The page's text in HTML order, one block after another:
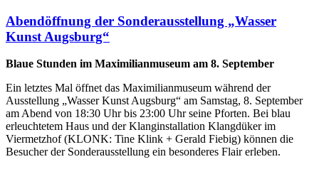
Abendöffnung der Sonderausstellung „Wasser
Kunst Augsburg“
Blaue Stunden im Maximilianmuseum am 8. September
Ein letztes Mal öffnet das Maximilianmuseum während der
Ausstellung „Wasser Kunst Augsburg“ am Samstag, 8. September
am Abend von 18:30 Uhr bis 23:00 Uhr seine Pforten. Bei blau
erleuchtetem Haus und der Klanginstallation Klangdüker im
Viermetzhof (KLONK: Tine Klink + Gerald Fiebig) können die
Besucher der Sonderausstellung ein besonderes Flair erleben.